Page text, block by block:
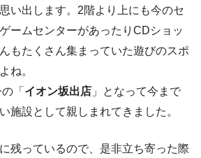
い出します。2階より上にも今のセ
ームセンターがあったりCDショッ
もたくさん集まっていた遊びのスポ
ね。
「 イオン坂出店 」となって今まで
施設として親しまれてきました。
残っているので、是非立ち寄った際